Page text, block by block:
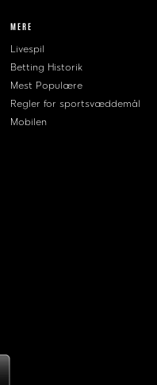
MERE
Livespil
Betting Historik
Mest Populære
Regler for sportsvæddemål
Mobilen